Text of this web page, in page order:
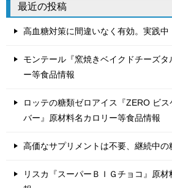
ー
最近の投稿
高血糖対策に間違いなく有効。実践中
モンテール『窯焼きベイクドチーズタ
ー等食品情報
ロッテの糖類ゼロアイス『ZERO ビ
バー』原材料名カロリー等食品情報
高価なサプリメントは不要、継続中の
リスカ『スーパーＢＩＧチョコ』原